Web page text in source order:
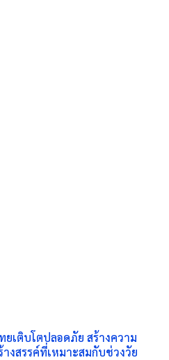
เติบโตปลอดภัย สร้างความ
งสรรค์ที่เหมาะสมกับช่วงวัย